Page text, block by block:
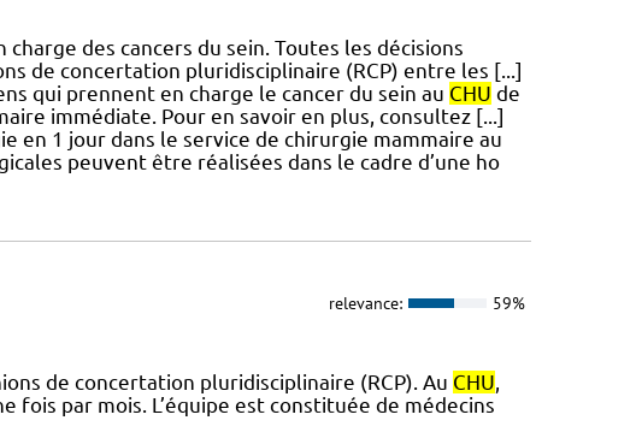
des cancers du sein. Toutes les décisions
de concertation pluridisciplinaire (RCP) entre les [...]
qui prennent en charge le cancer du sein au CHU de
immédiate. Pour en savoir en plus, consultez [...]
en 1 jour dans le service de chirurgie mammaire au
peuvent être réalisées dans le cadre d’une ho
relevance: 59%
de concertation pluridisciplinaire (RCP). Au CHU,
fois par mois. L’équipe est constituée de médecins